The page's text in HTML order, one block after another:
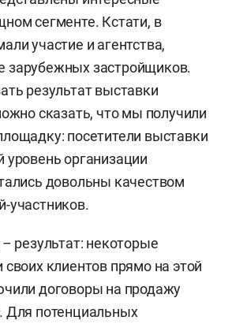
сегменте. Кстати, в
участие и агентства,
зарубежных застройщиков.
результат выставки
сказать, что мы получили
посетители выставки
организации
довольны качеством
участников.
результат: некоторые
клиентов прямо на этой
договоры на продажу
Для потенциальных